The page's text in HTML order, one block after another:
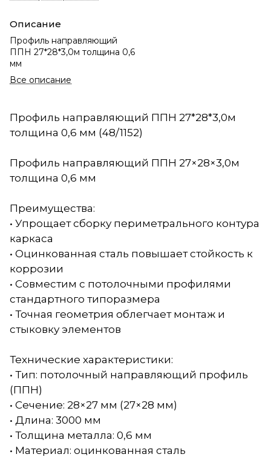
Описание
Профиль направляющий
ППН 27*28*3,0м толщина 0,6
мм
Все описание
Профиль направляющий ППН 27*28*3,0м
толщина 0,6 мм (48/1152)
Профиль направляющий ППН 27×28×3,0м
толщина 0,6 мм
Преимущества:
• Упрощает сборку периметрального контура
каркаса
• Оцинкованная сталь повышает стойкость к
коррозии
• Совместим с потолочными профилями
стандартного типоразмера
• Точная геометрия облегчает монтаж и
стыковку элементов
Технические характеристики:
• Тип: потолочный направляющий профиль
(ППН)
• Сечение: 28×27 мм (27×28 мм)
• Длина: 3000 мм
• Толщина металла: 0,6 мм
• Материал: оцинкованная сталь